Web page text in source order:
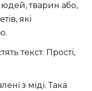
тварин або,
які
текст. Прості,
з міді. Така